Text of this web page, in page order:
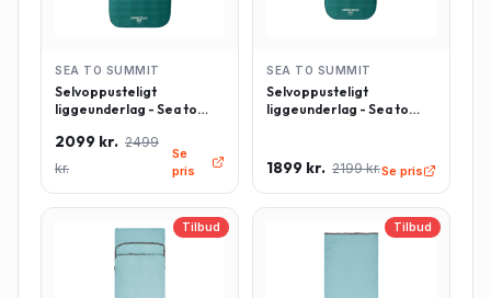
SEA TO SUMMIT
Selvoppusteligt
liggeunderlag - Sea to
Rektangulær - Large -
Grøn
2099 kr. 2499
kr.
Se
pris
SEA TO SUMMIT
Selvoppusteligt
liggeunderlag - Sea to
Grøn
1899 kr. 2199 kr.Se pris
Tilbud Tilbud